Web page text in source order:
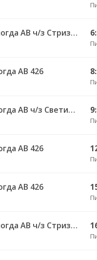
Федотово — Вологда АВ ч/з Стризнево 416
АВ 426
Кипелово — Вологда АВ ч/з Светилки 427
АВ 426
АВ 426
Федотово — Вологда АВ ч/з Стризнево 416